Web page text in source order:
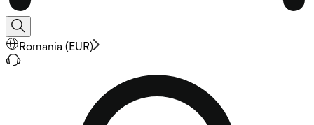
Romania (EUR)